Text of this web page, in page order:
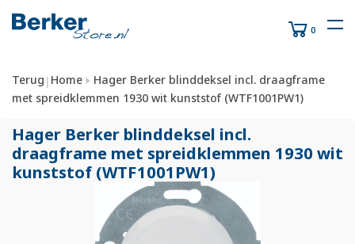
0
Terug | Home
Hager Berker blinddeksel incl. draagframe
met spreidklemmen 1930 wit kunststof (WTF1001PW1)
Hager Berker blinddeksel incl.
draagframe met spreidklemmen 1930 wit
kunststof (WTF1001PW1)